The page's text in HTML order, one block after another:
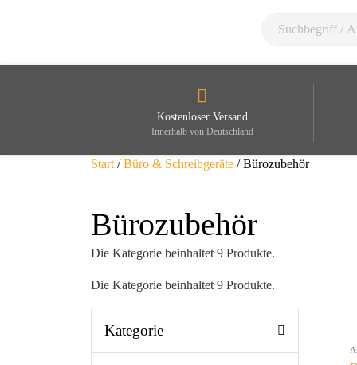
Kostenloser Versand
Innerhalb von Deutschland
Start /Büro & Schreibgeräte / Bürozubehör
Bürozubehör
Die Kategorie beinhaltet 9 Produkte.
Die Kategorie beinhaltet 9 Produkte.
Kategorie